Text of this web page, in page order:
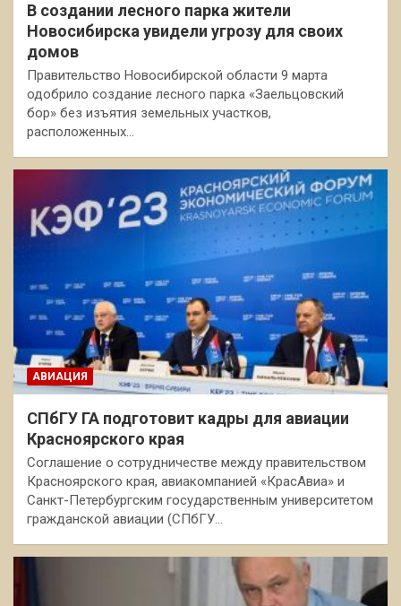
В создании лесного парка жители
Новосибирска увидели угрозу для своих
домов
Правительство Новосибирской области 9 марта
одобрило создание лесного парка «Заельцовский
бор» без изъятия земельных участков,
расположенных…
АВИАЦИЯ
СПбГУ ГА подготовит кадры для авиации
Красноярского края
Соглашение о сотрудничестве между правительством
Красноярского края, авиакомпанией «КрасАвиа» и
Санкт-Петербургским государственным университетом
гражданской авиации (СПбГУ…